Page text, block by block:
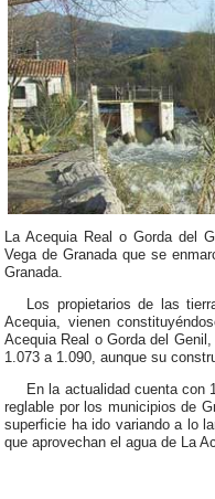
La Acequia Real o Gorda del
Vega de Granada que se
Granada.
Los propietarios de las
Acequia, vienen
Acequia Real o Gorda del
1.073 a 1.090, aunque su
En la actualidad cuenta con
reglable por los municipios de
superficie ha ido variando a lo
que aprovechan el agua de La